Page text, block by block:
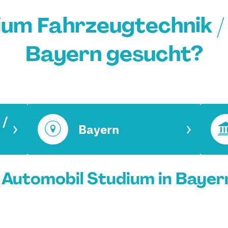
Fahrzeugtechnik
Bayern gesucht?
/ Bayern
Studium in